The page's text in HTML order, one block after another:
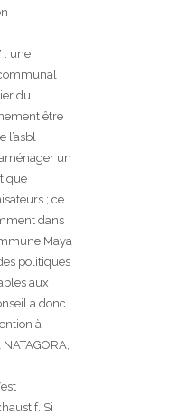
: une
du
être
l’asbl
un
; ce
dans
Maya
politiques
aux
a donc
à
Si